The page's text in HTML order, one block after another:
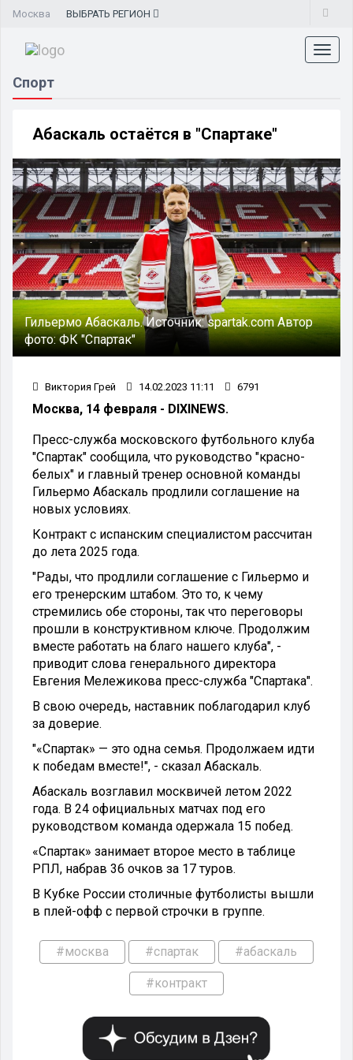
Москва ВЫБРАТЬ РЕГИОН
Спорт
Абаскаль остаётся в "Спартаке"
Гильермо Абаскаль.Источник:spartak.comАвтор
фото:ФК "Спартак"
Виктория Грей 14.02.2023 11:11 6791
Москва, 14 февраля - DIXINEWS.
Пресс-служба московского футбольного клуба
"Спартак" сообщила, что руководство "красно-
белых" и главный тренер основной команды
Гильермо Абаскаль продлили соглашение на
новых условиях.
Контракт с испанским специалистом рассчитан
до лета 2025 года.
"Рады, что продлили соглашение с Гильермо и
его тренерским штабом. Это то, к чему
стремились обе стороны, так что переговоры
прошли в конструктивном ключе. Продолжим
вместе работать на благо нашего клуба", -
приводит слова генерального директора
Евгения Мележикова пресс-служба "Спартака".
В свою очередь, наставник поблагодарил клуб
за доверие.
"«Спартак» — это одна семья. Продолжаем идти
к победам вместе!", - сказал Абаскаль.
Абаскаль возглавил москвичей летом 2022
года. В 24 официальных матчах под его
руководством команда одержала 15 побед.
«Спартак» занимает второе место в таблице
РПЛ, набрав 36 очков за 17 туров.
В Кубке России столичные футболисты вышли
в плей-офф с первой строчки в группе.
#москва #спартак #абаскаль
#контракт